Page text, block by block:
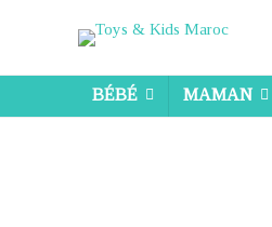
BÉBÉ MAMAN